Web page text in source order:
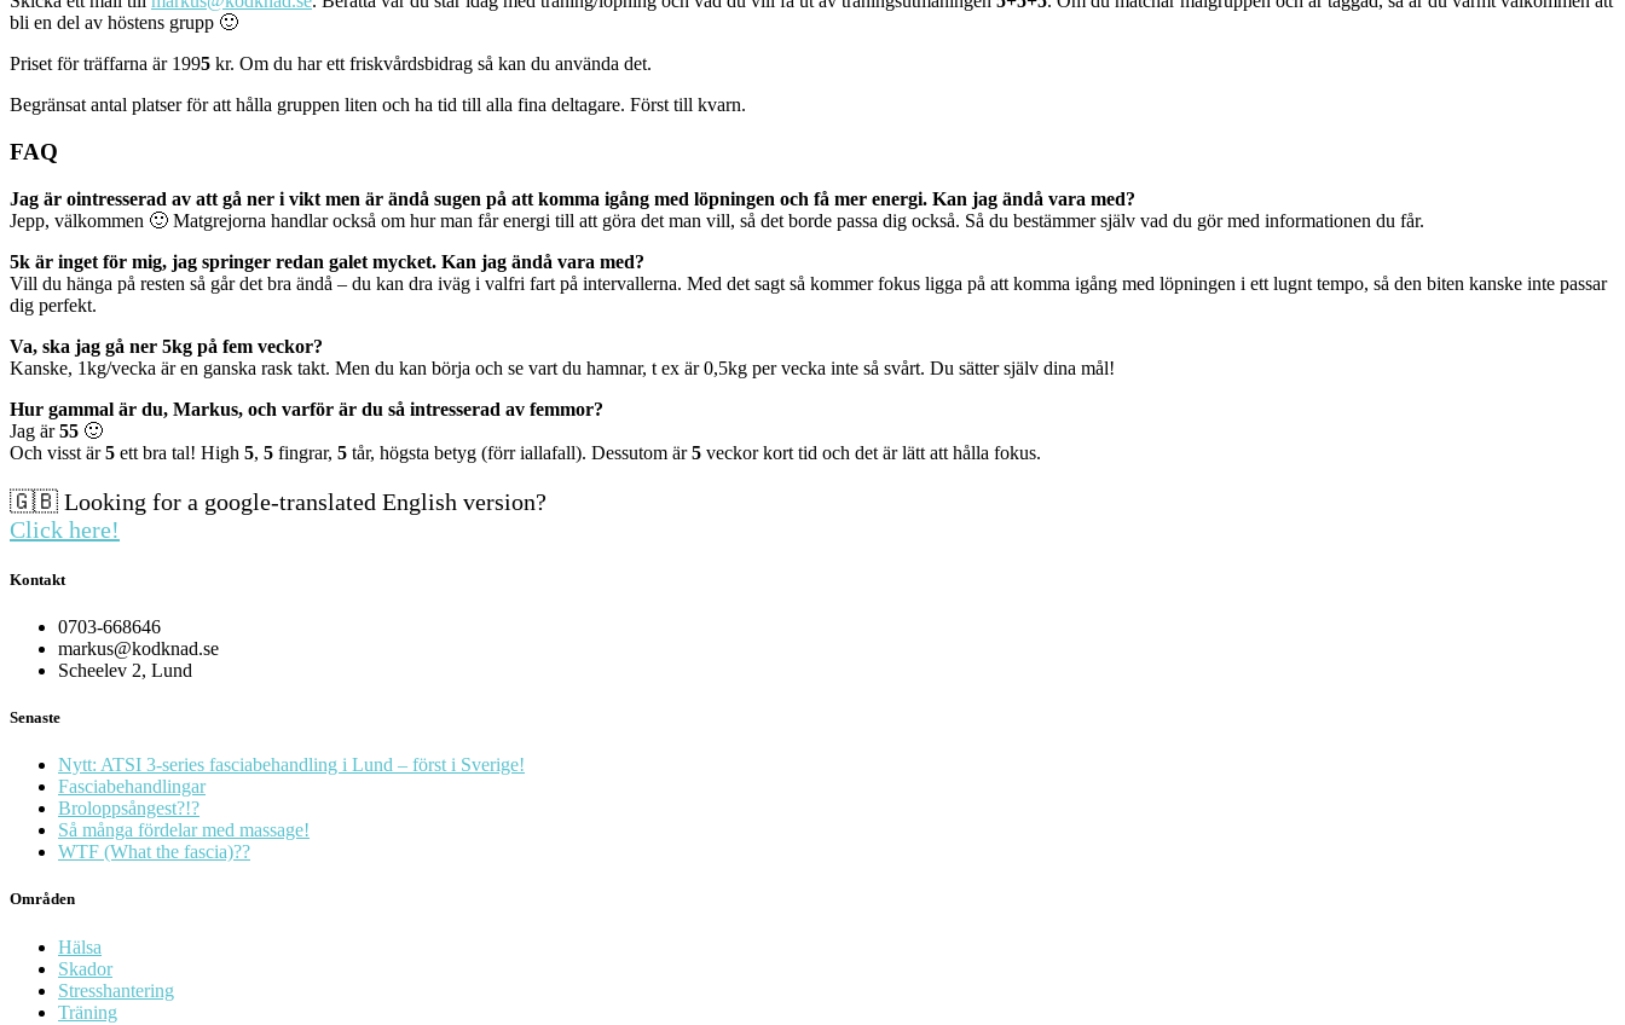
bli en del av höstens grupp 🙂
Priset för träffarna är 1995 kr. Om du har ett friskvårdsbidrag så kan du använda det.
Begränsat antal platser för att hålla gruppen liten och ha tid till alla fina deltagare. Först till kvarn.
FAQ
Jag är ointresserad av att gå ner i vikt men är ändå sugen på att komma igång med löpningen och få mer energi. Kan jag ändå vara med?
Jepp, välkommen 🙂 Matgrejorna handlar också om hur man får energi till att göra det man vill, så det borde passa dig också. Så du bestämmer själv vad du gör med informationen du får.
5k är inget för mig, jag springer redan galet mycket. Kan jag ändå vara med?
Vill du hänga på resten så går det bra ändå – du kan dra iväg i valfri fart på intervallerna. Med det sagt så kommer fokus ligga på att komma igång med löpningen i ett lugnt tempo, så den biten kanske inte passar
dig perfekt.
Va, ska jag gå ner 5kg på fem veckor?
Kanske, 1kg/vecka är en ganska rask takt. Men du kan börja och se vart du hamnar, t ex är 0,5kg per vecka inte så svårt. Du sätter själv dina mål!
Hur gammal är du, Markus, och varför är du så intresserad av femmor?
Jag är55 🙂
Och visst är5 ett bra tal! High 5, 5 fingrar, 5 tår, högsta betyg (förr iallafall). Dessutom är5 veckor kort tid och det är lätt att hålla fokus.
🇬🇧 Looking for a google-translated English version?
Click here!
Kontakt
0703-668646
markus@kodknad.se
Scheelev 2, Lund
Senaste
Nytt: ATSI 3-series fasciabehandling i Lund – först i Sverige!
Fasciabehandlingar
Broloppsångest?!?
Så många fördelar med massage!
WTF (What the fascia)??
Områden
Hälsa
Skador
Stresshantering
Träning